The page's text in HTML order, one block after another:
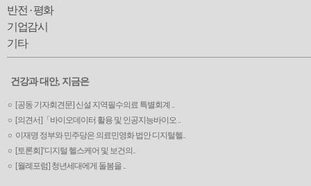
반전 · 평화
기업감시
기타
건강과 대안, 지금은
[공동 기자회견문] 신설 지역필수의료 특별회계 ..
[의견서]「바이오데이터 활용 및 인공지능바이오 ..
이재명 정부와 민주당은 의료민영화 법안 디지털헬..
[토론회]‘디지털 헬스케어 및 보건의..
[월례포럼] 청년세대에게 돌봄을 ..